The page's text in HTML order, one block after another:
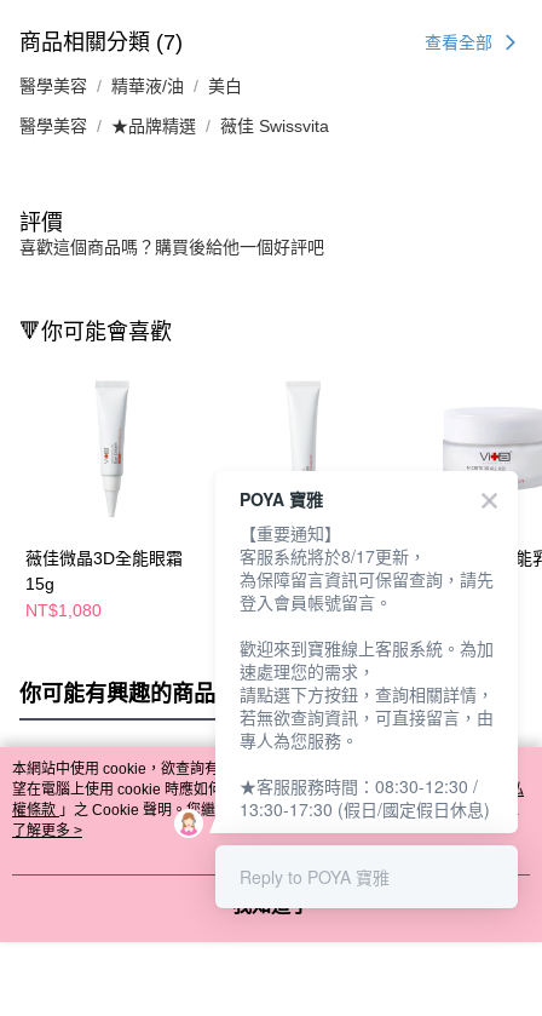
商品相關分類 (7) 查看全部
醫學美容 精華液/油 美白
醫學美容 ★品牌精選 薇佳 Swissvita
評價
喜歡這個商品嗎？購買後給他一個好評吧
🔻你可能會喜歡
薇佳微晶3D全能眼霜
15g
NT$1,080
微晶3D全能精華50g
NT$899
薇佳微晶3D全能
60ml
你可能有興趣的商品 全站排行
熱門標籤
本網站中使用 cookie，欲查詢有關本網站使用 cookie 方式之詳情，及若您不希
望在電腦上使用 cookie 時應如何變更電腦的 cookie 設定，請參閱本網站「
隱私
權條款 」之 Cookie 聲明。您繼續使用本網站即表示您同意本公司得按本網站使
用條款之 Cookie 聲明使用 cookie。
了解更多 >
我知道了
POYA 寶雅
【重要通知】
客服系統將於8/17更新，
為保障留言資訊可保留查詢，請先
登入會員帳號留言。
歡迎來到寶雅線上客服系統。為加
速處理您的需求，
請點選下方按鈕，查詢相關詳情，
若無欲查詢資訊，可直接留言，由
專人為您服務。
★客服服務時間：08:30-12:30 /
13:30-17:30 (假日/國定假日休息)
Reply to POYA 寶雅